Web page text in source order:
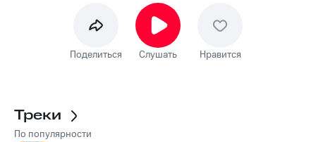
Поделиться Слушать Нравится
Треки
По популярности